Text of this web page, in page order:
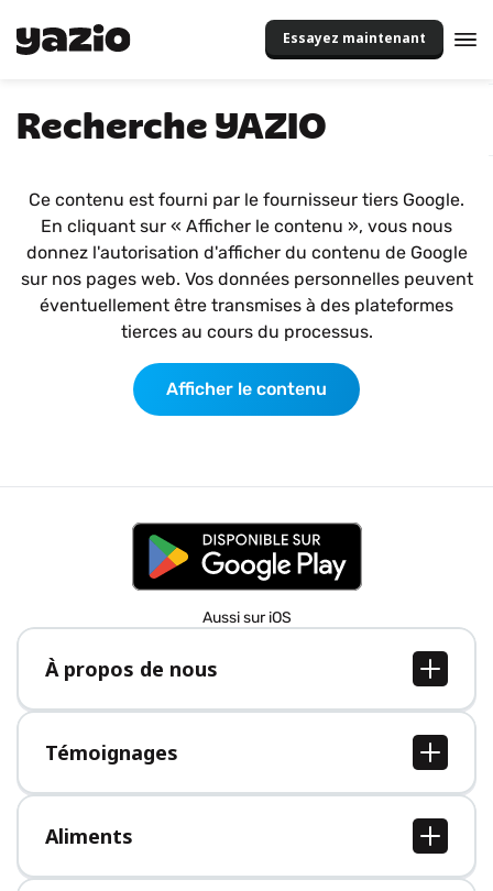
Essayez maintenant
Recherche YAZIO
Ce contenu est fourni par le fournisseur tiers Google.
En cliquant sur « Afficher le contenu », vous nous
donnez l'autorisation d'afficher du contenu de Google
sur nos pages web. Vos données personnelles peuvent
éventuellement être transmises à des plateformes
tierces au cours du processus.
Afficher le contenu
Aussi sur iOS
À propos de nous
À propos de nous
Postes
Presse
Témoignages
Tous les témoignages
Aliments
Tous les aliments